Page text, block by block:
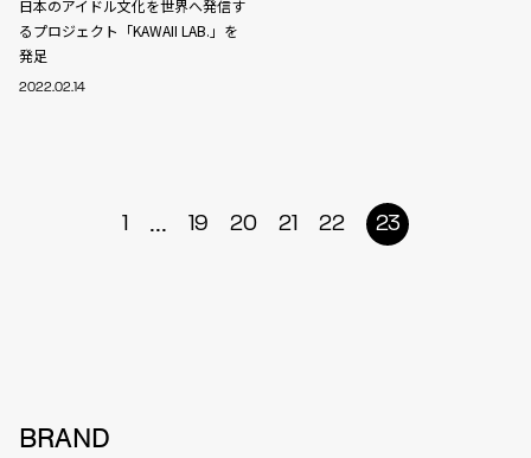
日本のアイドル文化を世界へ発信す
るプロジェクト「KAWAII LAB.」を
発足
2022.02.14
1 ... 19 20 21 22 23
BRAND